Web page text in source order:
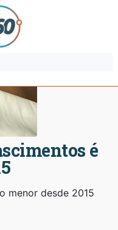
é
menor desde 2015